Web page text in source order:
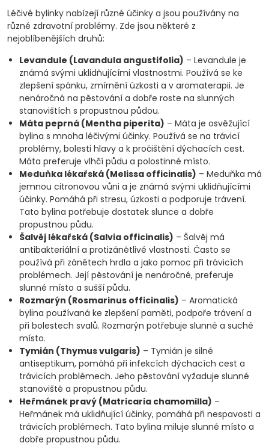
Léčivé bylinky nabízejí různé účinky a jsou používány na
různé zdravotní problémy. Zde jsou některé z
nejoblíbenějších druhů:
Levandule (Lavandula angustifolia) – Levandule je
známá svými uklidňujícími vlastnostmi. Používá se ke
zlepšení spánku, zmírnění úzkosti a v aromaterapii. Je
nenáročná na pěstování a dobře roste na slunných
stanovištích s propustnou půdou.
Máta peprná (Mentha piperita) – Máta je osvěžující
bylina s mnoha léčivými účinky. Používá se na trávicí
problémy, bolesti hlavy a k pročištění dýchacích cest.
Máta preferuje vlhčí půdu a polostinné místo.
Meduňka lékařská (Melissa officinalis) – Meduňka má
jemnou citronovou vůni a je známá svými uklidňujícími
účinky. Pomáhá při stresu, úzkosti a podporuje trávení.
Tato bylina potřebuje dostatek slunce a dobře
propustnou půdu.
Šalvěj lékařská (Salvia officinalis) – Šalvěj má
antibakteriální a protizánětlivé vlastnosti. Často se
používá při zánětech hrdla a jako pomoc při trávicích
problémech. Její pěstování je nenáročné, preferuje
slunné místo a sušší půdu.
Rozmarýn (Rosmarinus officinalis) – Aromatická
bylina používaná ke zlepšení paměti, podpoře trávení a
při bolestech svalů. Rozmarýn potřebuje slunné a suché
místo.
Tymián (Thymus vulgaris) – Tymián je silné
antiseptikum, pomáhá při infekcích dýchacích cest a
trávicích problémech. Jeho pěstování vyžaduje slunné
stanoviště a propustnou půdu.
Heřmánek pravý (Matricaria chamomilla) –
Heřmánek má uklidňující účinky, pomáhá při nespavosti a
trávicích problémech. Tato bylina miluje slunné místo a
dobře propustnou půdu.